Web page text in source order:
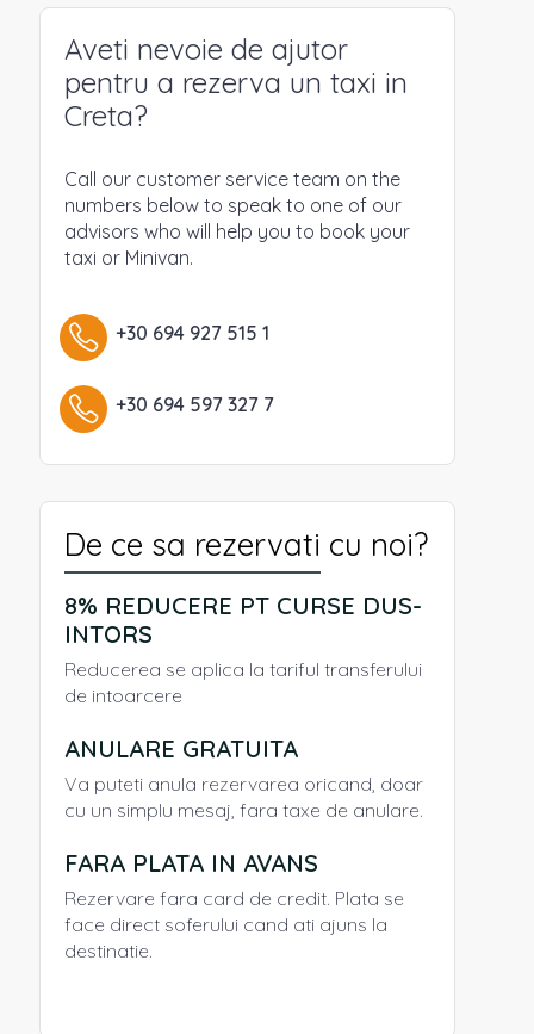
Aveti nevoie de ajutor
pentru a rezerva un taxi in
Creta?
Call our customer service team on the
numbers below to speak to one of our
advisors who will help you to book your
taxi or Minivan.
+30 694 927 515 1
+30 694 597 327 7
De ce sa rezervati cu noi?
8% REDUCERE PT CURSE DUS-
INTORS
Reducerea se aplica la tariful transferului
de intoarcere
ANULARE GRATUITA
Va puteti anula rezervarea oricand, doar
cu un simplu mesaj, fara taxe de anulare.
FARA PLATA IN AVANS
Rezervare fara card de credit. Plata se
face direct soferului cand ati ajuns la
destinatie.